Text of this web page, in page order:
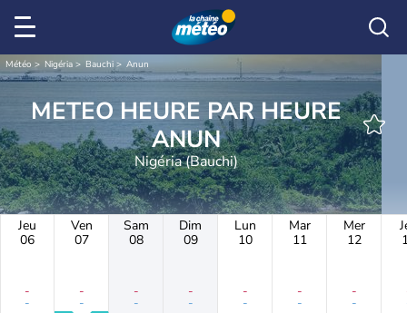
Météo Nigéria Bauchi Anun
METEO HEURE PAR HEURE
ANUN
Nigéria (Bauchi)
Jeu
06
-
-
Ven
07
-
-
Sam
08
-
-
Dim
09
-
-
Lun
10
-
-
Mar
11
-
-
Mer
12
-
-